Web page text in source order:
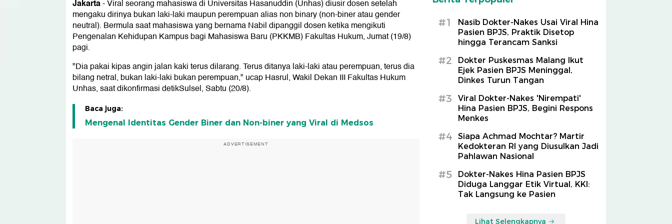
Jakarta-Viral seorang mahasiswa di Universitas Hasanuddin (Unhas) diusir dosen setelah
mengaku dirinya bukan laki-laki maupun perempuan alias non binary (non-biner atau gender
neutral). Bermula saat mahasiswa yang bernama Nabil dipanggil dosen ketika mengikuti
Pengenalan Kehidupan Kampus bagi Mahasiswa Baru (PKKMB) Fakultas Hukum, Jumat (19/8)
pagi.
"Dia pakai kipas angin jalan kaki terus dilarang. Terus ditanya laki-laki atau perempuan, terus dia
bilang netral, bukan laki-laki bukan perempuan," ucap Hasrul, Wakil Dekan III Fakultas Hukum
Unhas, saat dikonfirmasi detikSulsel, Sabtu (20/8).
Baca juga:
Mengenal Identitas Gender Biner dan Non-biner yang Viral di Medsos
ADVERTISEMENT
#1
Nasib Dokter-Nakes Usai Viral Hina
Pasien BPJS, Praktik Disetop
hingga Terancam Sanksi
#2
Dokter Puskesmas Malang Ikut
Ejek Pasien BPJS Meninggal,
Dinkes Turun Tangan
#3
Viral Dokter-Nakes 'Nirempati'
Hina Pasien BPJS, Begini Respons
Menkes
#4
Siapa Achmad Mochtar? Martir
Kedokteran RI yang Diusulkan Jadi
Pahlawan Nasional
#5
Dokter-Nakes Hina Pasien BPJS
Diduga Langgar Etik Virtual, KKI:
Tak Langsung ke Pasien
Lihat Selengkapnya